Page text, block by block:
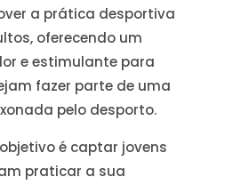
a prática desportiva
oferecendo um
e estimulante para
fazer parte de uma
pelo desporto.
é captar jovens
praticar a sua